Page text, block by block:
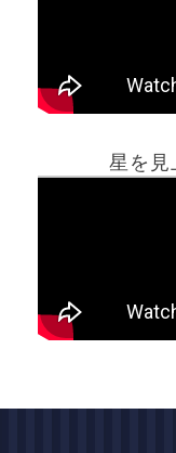
星を見